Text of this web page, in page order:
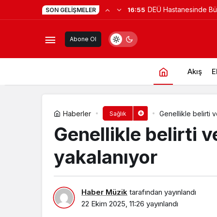
SON GELIŞMELER 14:35 Yapımcı Suat Yanç’a
Abone Ol
Akış
Haberler Sağlık Genellikle belirti
Genellikle belirti
yakalanıyor
Haber Müzik tarafından yayınlandı
22 Ekim 2025, 11:26 yayınlandı
3 Boyutlu Mamografiden 4 Boyutlu